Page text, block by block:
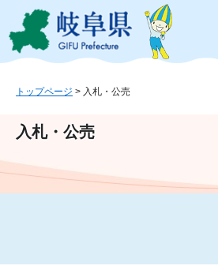
ジ
ュ
文
このページの本文へ
トップページ > 入札・公売
入札・公売